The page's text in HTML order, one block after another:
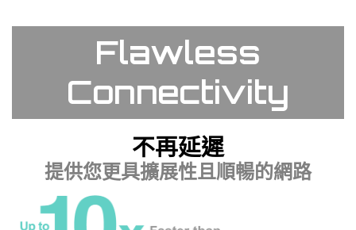
Flawless
Connectivity
不再延遲
提供您更具擴展性且順暢的網路